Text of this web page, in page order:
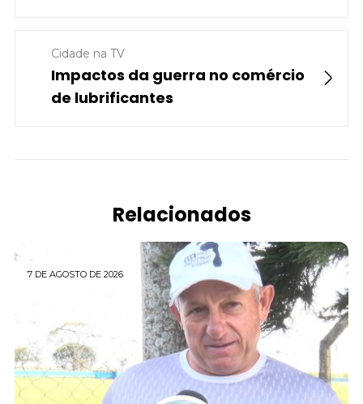
Cidade na TV
Impactos da guerra no comércio
de lubrificantes
Relacionados
7 DE AGOSTO DE 2026